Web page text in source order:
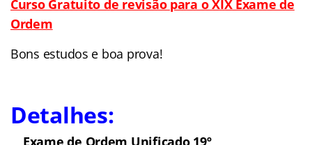
Curso Gratuito de revisão para o XIX Exame de
Ordem
Bons estudos e boa prova!
Detalhes:
Exame de Ordem Unificado 19º